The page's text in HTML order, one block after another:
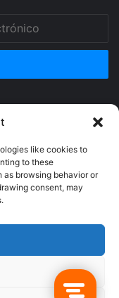
like cookies to
to these
browsing behavior or
consent, may
@Crucerum |